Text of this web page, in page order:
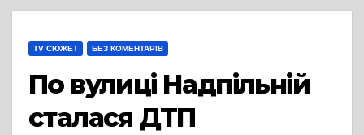
TV СЮЖЕТ БЕЗ КОМЕНТАРІВ
По вулиці Надпільній
сталася ДТП